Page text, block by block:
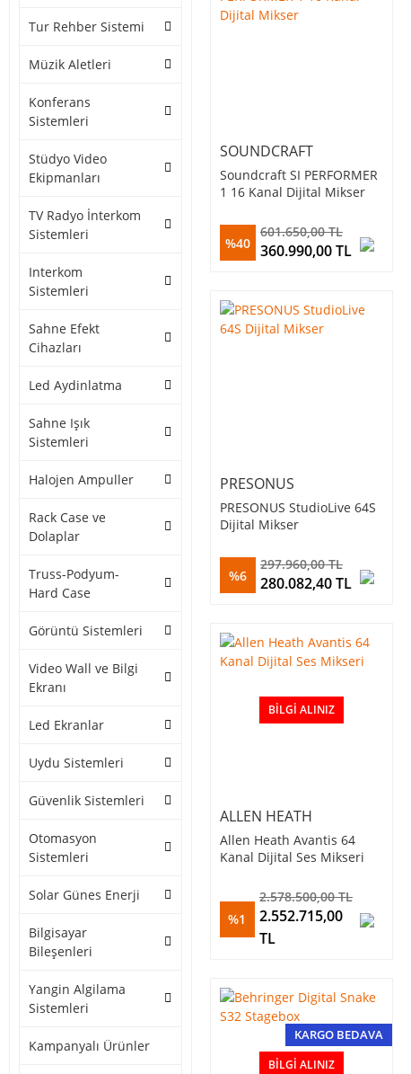
Tur Rehber Sistemi
Müzik Aletleri
Konferans
Sistemleri
Stüdyo Video
Ekipmanları
TV Radyo İnterkom
Sistemleri
Interkom
Sistemleri
Sahne Efekt
Cihazları
Led Aydinlatma
Sahne Işık
Sistemleri
Halojen Ampuller
Rack Case ve
Dolaplar
Truss-Podyum-
Hard Case
Görüntü Sistemleri
Video Wall ve Bilgi
Ekranı
Led Ekranlar
Uydu Sistemleri
Güvenlik Sistemleri
Otomasyon
Sistemleri
Solar Günes Enerji
Bilgisayar
Bileşenleri
Yangin Algilama
Sistemleri
Kampanyalı Ürünler
SOUNDCRAFT
Soundcraft SI PERFORMER
1 16 Kanal Dijital Mikser
%40
601.650,00 TL
360.990,00 TL
PRESONUS
PRESONUS StudioLive 64S
Dijital Mikser
%6
297.960,00 TL
280.082,40 TL
BILGI ALINIZ
ALLEN HEATH
Allen Heath Avantis 64
Kanal Dijital Ses Mikseri
%1
2.578.500,00 TL
2.552.715,00
TL
KARGO BEDAVA
BILGI ALINIZ